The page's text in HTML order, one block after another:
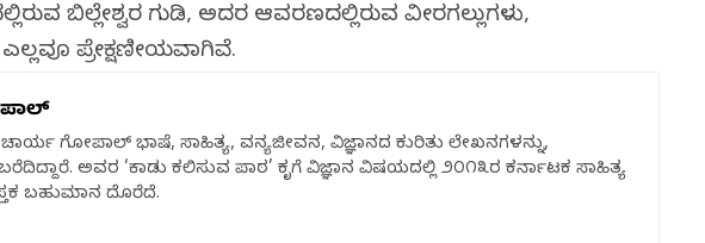
ಬಿಲ್ಲೇಶ್ವರ ಗುಡಿ, ಅದರ ಆವರಣದಲ್ಲಿರುವ ವೀರಗಲ್ಲುಗಳು,
ಪ್ರೇಕ್ಷಣೀಯವಾಗಿವೆ.
ಗೋಪಾಲ್ ಭಾಷೆ, ಸಾಹಿತ್ಯ, ವನ್ಯಜೀವನ, ವಿಜ್ಞಾನದ ಕುರಿತು ಲೇಖನಗಳನ್ನು,
ಬರೆದಿದ್ದಾರೆ. ಅವರ ‘ಕಾಡು ಕಲಿಸುವ ಪಾಠ’ ಕೃತಿಗೆ ವಿಜ್ಞಾನ ವಿಷಯದಲ್ಲಿ ೨೦೧೩ರ ಕರ್ನಾಟಕ ಸಾಹಿತ್ಯ
ಬಹುಮಾನ ದೊರೆತಿದೆ.